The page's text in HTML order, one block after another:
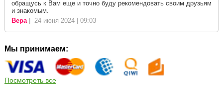
обращусь к Вам еще и точно буду рекомендовать своим друзьям
и знакомым.
Вера| 24 июня 2024 | 09:03
Мы принимаем:
Посмотреть все